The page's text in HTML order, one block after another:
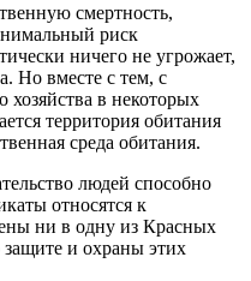
смертность,
риск
ничего не угрожает,
Но вместе с тем, с
хозяйства в некоторых
территория обитания
среда обитания.
людей способно
относятся к
ни в одну из Красных
и охраны этих